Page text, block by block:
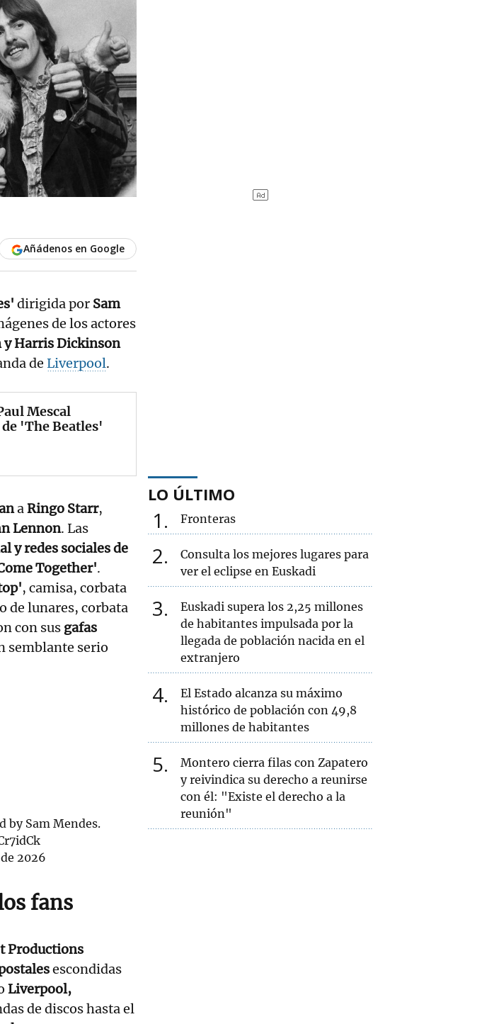
Añádenos en Google
dirigida por Sam
de los actores
y Harris Dickinson
de Liverpool.
Mescal
'The Beatles'
aRingo Starr,
Lennon. Las
y redes sociales de
Together'.
, camisa, corbata
de lunares, corbata
con sus gafas
semblante serio
by Sam Mendes.
2026
fans
Productions
escondidas
Liverpool,
de discos hasta el
LO ÚLTIMO
1 Fronteras
2
Consulta los mejores lugares para
ver el eclipse en Euskadi
3
Euskadi supera los 2,25 millones
de habitantes impulsada por la
llegada de población nacida en el
extranjero
4
El Estado alcanza su máximo
histórico de población con 49,8
millones de habitantes
5
Montero cierra filas con Zapatero
y reivindica su derecho a reunirse
con él: "Existe el derecho a la
reunión"